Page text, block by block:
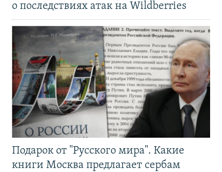
о последствиях атак на Wildberries
Подарок от "Русского мира". Какие
книги Москва предлагает сербам